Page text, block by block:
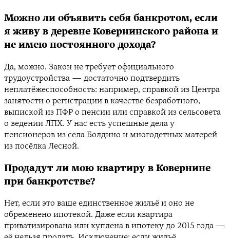
Можно ли объявить себя банкротом, если
я живу в деревне Ковернинского района и
не имею постоянного дохода?
Да, можно. Закон не требует официального
трудоустройства — достаточно подтвердить
неплатёжеспособность: например, справкой из Центра
занятости о регистрации в качестве безработного,
выпиской из ПФР о пенсии или справкой из сельсовета
о ведении ЛПХ. У нас есть успешные дела у
пенсионеров из села Болдино и многодетных матерей
из посёлка Лесной.
Продадут ли мою квартиру в Ковернине
при банкротстве?
Нет, если это ваше единственное жильё и оно не
обременено ипотекой. Даже если квартира
приватизирована или куплена в ипотеку до 2015 года —